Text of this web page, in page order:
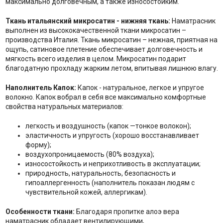
максимально долговечным, а также износостойким.
Ткань итальянский микросатин - нижняя ткань: Наматрасник
выполнен из высококачественной ткани микросатин –
производства Италия. Ткань микросатин – нежная, приятная на
ощупь, сатиновое плетение обеспечивает долговечность и
мягкость всего изделия в целом. Микросатин подарит
благодатную прохладу жарким летом, впитывая лишнюю влагу.
Наполнитель Капок: Капок - натуральное, легкое и упругое
волокно. Капок вобрал в себя все максимально комфортные
свойства натуральных материалов:
легкость и воздушность (капок —тонкое волокон);
эластичность и упругость (хорошо восстанавливает
форму);
воздухопроницаемость (80% воздуха);
износостойкость и неприхотливость в эксплуатации;
природность, натуральность, безопасность и
гипоаллергенность (наполнитель показан людям с
чувствительной кожей, аллергикам).
Особенности ткани: Благодаря пропитке алоэ вера
наматрасник обладает вентилирующими,